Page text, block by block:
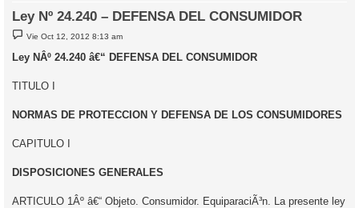
Ley Nº 24.240 – DEFENSA DEL CONSUMIDOR
M
e
s
j
e
Vie Oct 12, 2012 8:13 am
Ley NÂº 24.240 â€“ DEFENSA DEL CONSUMIDOR
TITULO I
NORMAS DE PROTECCION Y DEFENSA DE LOS CONSUMIDORES
CAPITULO I
DISPOSICIONES GENERALES
ARTICULO 1Âº â€“ Objeto. Consumidor. EquiparaciÃ³n. La presente ley